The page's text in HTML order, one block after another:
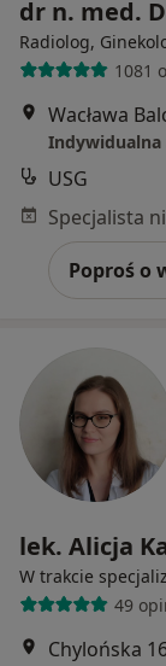
dr n. med.
Radiolog,
1081
Wacława
Indywidualna
USG
Poproś o
lek. Alicja
W trakcie
49
Chylońska